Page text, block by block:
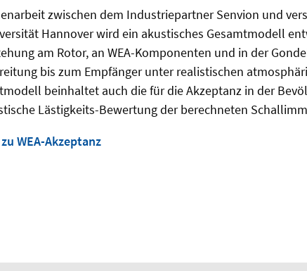
zwischen dem Industriepartner Senvion und
Hannover wird ein akustisches Gesamtmodell
am Rotor, an WEA-Komponenten und in der
bis zum Empfänger unter realistischen
beinhaltet auch die für die Akzeptanz in der
Lästigkeits-Bewertung der berechneten
WEA-Akzeptanz